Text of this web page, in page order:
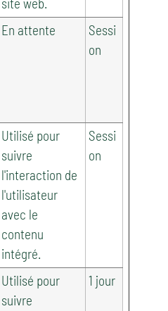
site web.
En attente
Sessi
on
Utilisé pour
suivre
l'interaction de
l'utilisateur
avec le
contenu
intégré.
Sessi
on
Utilisé pour
suivre
1 jour